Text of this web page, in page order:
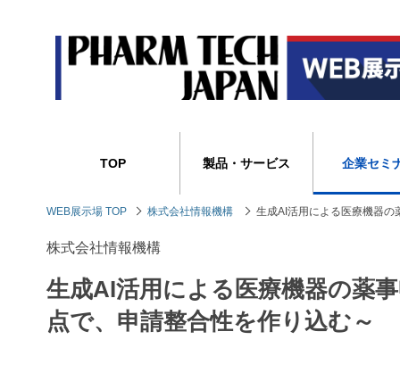
TOP 製品・サービス 企業セミ
WEB展示場 TOP 株式会社情報機構 生成AI活用による医療機器の
株式会社情報機構
生成AI活用による医療機器の薬
点で、申請整合性を作り込む～